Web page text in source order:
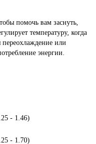
помочь вам заснуть,
температуру, когда
или
энергии.
- 1.46)
- 1.70)